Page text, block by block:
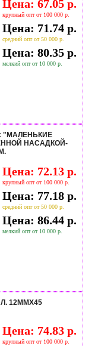
Цена: 67.05 р.
крупный опт от 100 000 р.
Цена: 71.74 р.
средний опт от 50 000 р.
Цена: 80.35 р.
мелкий опт от 10 000 р.
"МАЛЕНЬКИЕ
НАСАДКОЙ-
Цена: 72.13 р.
крупный опт от 100 000 р.
Цена: 77.18 р.
средний опт от 50 000 р.
Цена: 86.44 р.
мелкий опт от 10 000 р.
12ММХ45
Цена: 74.83 р.
крупный опт от 100 000 р.